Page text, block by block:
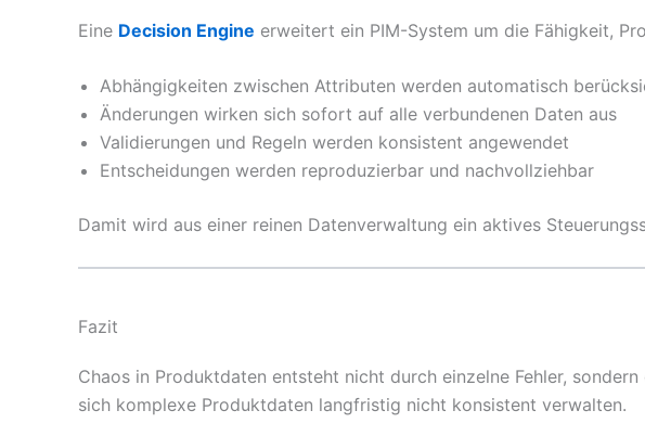
Eine Decision Engine erweitert ein PIM-System um die Fähigkeit,
Abhängigkeiten zwischen Attributen werden automatisch
Änderungen wirken sich sofort auf alle verbundenen Daten aus
Validierungen und Regeln werden konsistent angewendet
Entscheidungen werden reproduzierbar und nachvollziehbar
Damit wird aus einer reinen Datenverwaltung ein aktives
Fazit
Chaos in Produktdaten entsteht nicht durch einzelne Fehler,
sich komplexe Produktdaten langfristig nicht konsistent verwalten.